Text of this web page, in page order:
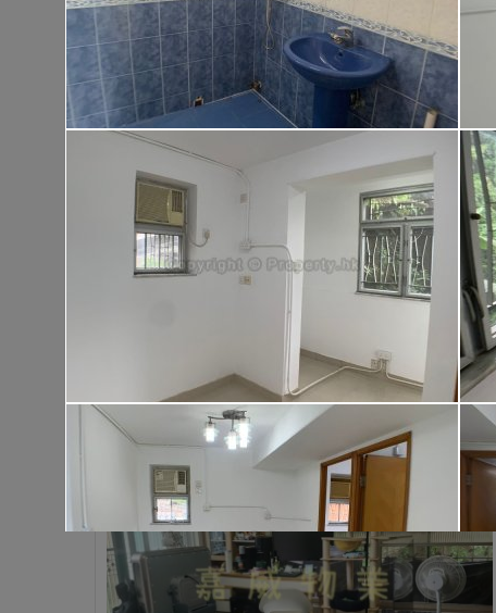
高層
@$4,682
實用 2542呎@$6,688
租
$76,800
售$17,000,000